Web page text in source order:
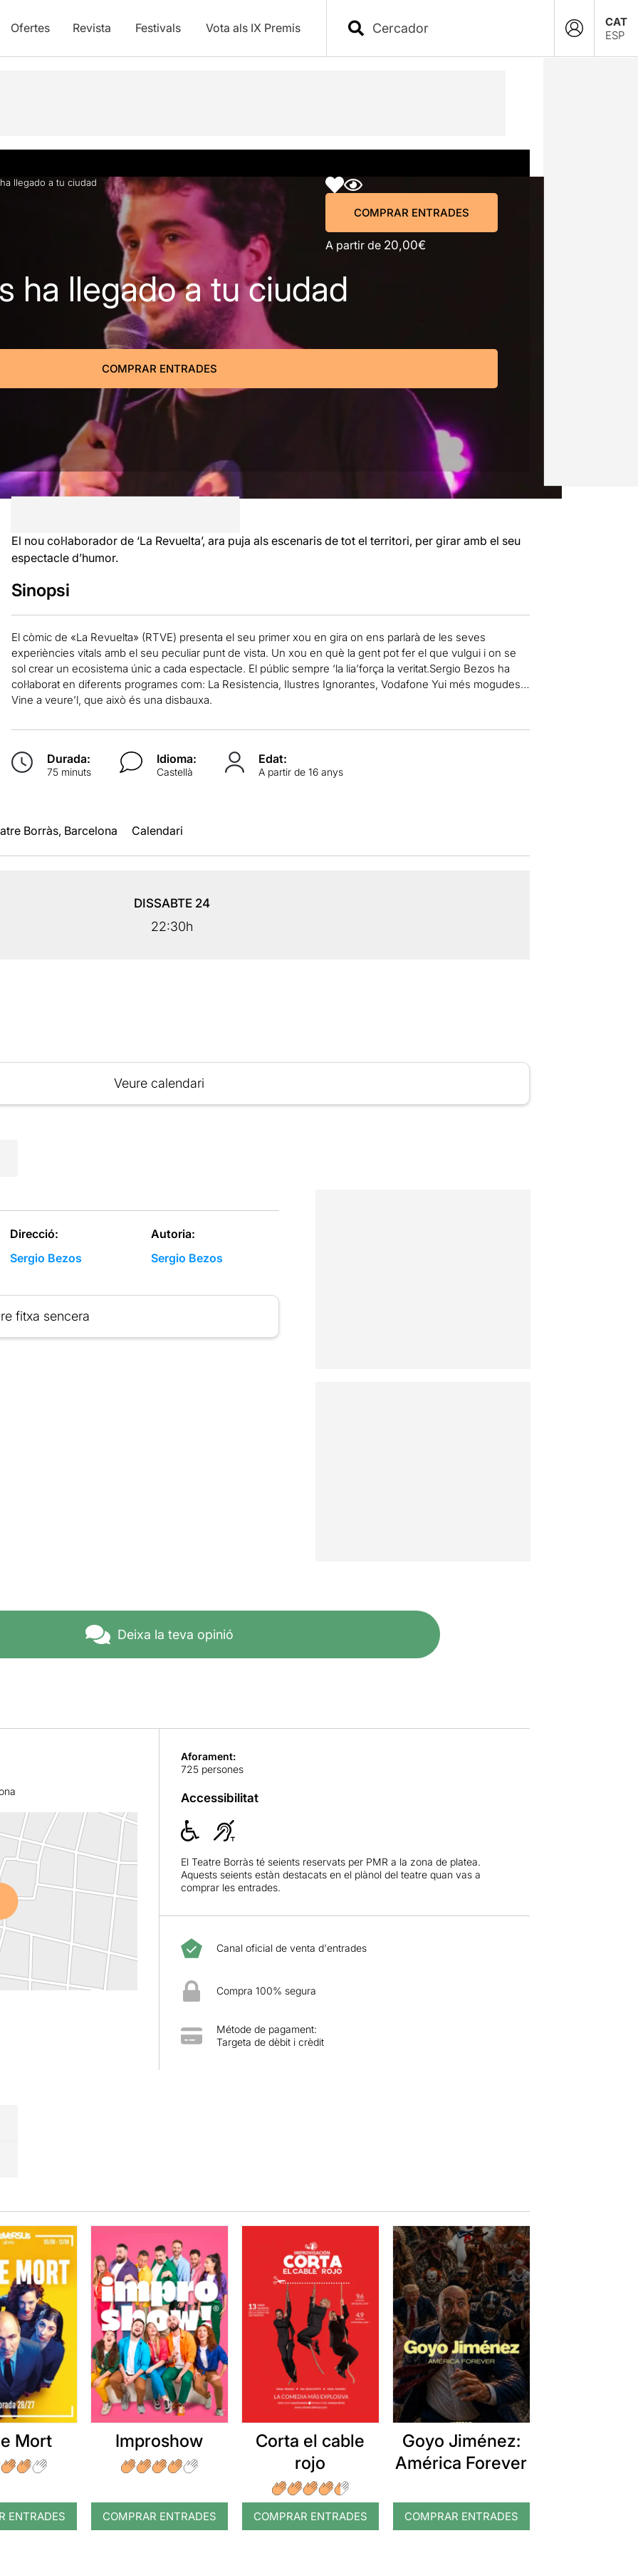
Ofertes Revista Festivals Vota als IX Premis
CAT
ESP
Info pràctica COMPRAR ENTRADES
llegado a tu ciudad
A partir de 20,00€
COMPRAR ENTRADES
ha llegado a tu ciudad
COMPRAR ENTRADES
El nou col·laborador de ‘La Revuelta’, ara puja als escenaris de tot el territori, per girar amb el seu
espectacle d’humor.
Sinopsi
El còmic de «La Revuelta» (RTVE) presenta el seu primer xou en gira on ens parlarà de les seves
experiències vitals amb el seu peculiar punt de vista. Un xou en què la gent pot fer el que vulgui i on se
sol crear un ecosistema únic a cada espectacle. El públic sempre ‘la lia’força la veritat.Sergio Bezos ha
col·laborat en diferents programes com: La Resistencia, Ilustres Ignorantes, Vodafone Yui més mogudes…
Vine a veure’l, que això és una disbauxa.
Durada:
75 minuts
Idioma:
Castellà
Edat:
A partir de 16 anys
Borràs, Barcelona Calendari
DISSABTE 24
22:30h
Veure calendari
Direcció:
Sergio Bezos
Autoria:
Sergio Bezos
fitxa sencera
Deixa la teva opinió
Aforament:
725 persones
Accessibilitat
El Teatre Borràs té seients reservats per PMR a la zona de platea.
Aquests seients estàn destacats en el plànol del teatre quan vas a
comprar les entrades.
Canal oficial de venta d'entrades
Compra 100% segura
Métode de pagament:
Targeta de dèbit i crèdit
Mort
ENTRADES
Improshow
COMPRAR ENTRADES
Corta el cable
rojo
COMPRAR ENTRADES
Goyo Jiménez:
América Forever
COMPRAR ENTRADES